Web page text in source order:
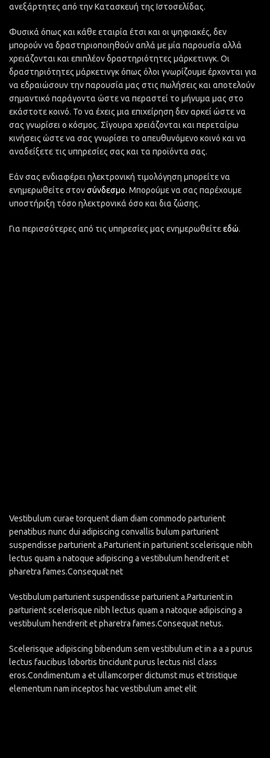
ανεξάρτητες από την Κατασκευή της Ιστοσελίδας.
Φυσικά όπως και κάθε εταιρία έτσι και οι ψηφιακές, δεν
μπορούν να δραστηριοποιηθούν απλά με μία παρουσία αλλά
χρειάζονται και επιπλέον δραστηριότητες μάρκετινγκ. Οι
δραστηριότητες μάρκετινγκ όπως όλοι γνωρίζουμε έρχονται για
να εδραιώσουν την παρουσία μας στις πωλήσεις και αποτελούν
σημαντικό παράγοντα ώστε να περαστεί το μήνυμα μας στο
εκάστοτε κοινό. Το να έχεις μια επιχείρηση δεν αρκεί ώστε να
σας γνωρίσει ο κόσμος. Σίγουρα χρειάζονται και περεταίρω
κινήσεις ώστε να σας γνωρίσει το απευθυνόμενο κοινό και να
αναδείξετε τις υπηρεσίες σας και τα προϊόντα σας.
Εάν σας ενδιαφέρει ηλεκτρονική τιμολόγηση μπορείτε να
ενημερωθείτε στονσύνδεσμο. Μπορούμε να σας παρέχουμε
υποστήριξη τόσο ηλεκτρονικά όσο και δια ζώσης.
Για περισσότερες από τις υπηρεσίες μας ενημερωθείτεεδώ.
Vestibulum curae torquent diam diam commodo parturient
penatibus nunc dui adipiscing convallis bulum parturient
suspendisse parturient a.Parturient in parturient scelerisque nibh
lectus quam a natoque adipiscing a vestibulum hendrerit et
pharetra fames.Consequat net
Vestibulum parturient suspendisse parturient a.Parturient in
parturient scelerisque nibh lectus quam a natoque adipiscing a
vestibulum hendrerit et pharetra fames.Consequat netus.
Scelerisque adipiscing bibendum sem vestibulum et in a a a purus
lectus faucibus lobortis tincidunt purus lectus nisl class
eros.Condimentum a et ullamcorper dictumst mus et tristique
elementum nam inceptos hac vestibulum amet elit